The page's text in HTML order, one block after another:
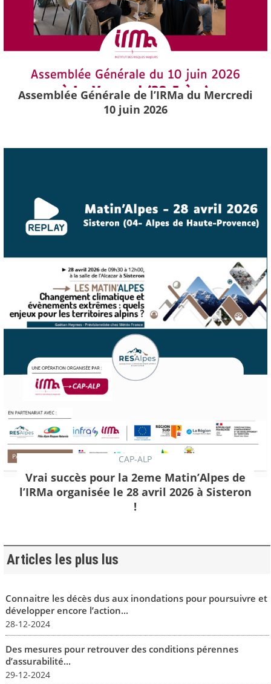
Assemblée Générale de l’IRMa du Mercredi
10 juin 2026
CAP-ALP
Vrai succès pour la 2eme Matin’Alpes de
l’IRMa organisée le 28 avril 2026 à Sisteron
!
Articles les plus lus
Connaitre les décès dus aux inondations pour poursuivre et
développer encore l’action...
28-12-2024
Des mesures pour retrouver des conditions pérennes
d’assurabilité...
29-12-2024